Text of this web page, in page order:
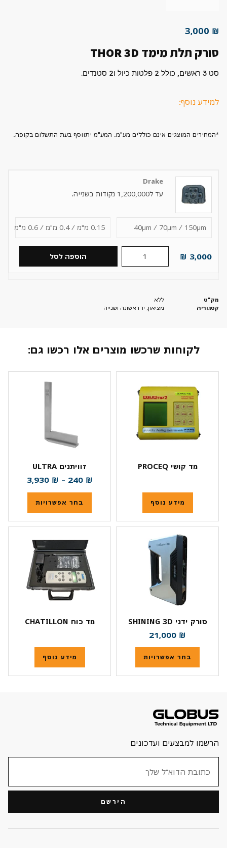
3,000 ₪
סורק תלת מימד THOR 3D
סט 3 ראשים, כולל 2 פלטות כיול ו2 סטנדים.
למידע נוסף:
*המחירים המוצגים אינם כוללים מע"מ. המע"מ יתווסף בעת התשלום בקופה.
Drake
עד ל1,200,000 נקודות בשנייה.
40µm / 70µm / 150µm 0.15 מ"מ / 0.4 מ"מ / 0.6 מ"מ
3,000
₪ הוספה לסל
מק"ט
ללא
קטגוריה
מציאון, יד ראשונה ושנייה
לקוחות שרכשו מוצרים אלו רכשו גם:
מד קושי PROCEQ
מידע נוסף
זוויתנים ULTRA
240 ₪
–
3,930 ₪
בחר אפשרויות
סורק ידני SHINING 3D
21,000 ₪
בחר אפשרויות
מד כוח CHATILLON
מידע נוסף
הרשמו למבצעים ועדכונים
הירשם